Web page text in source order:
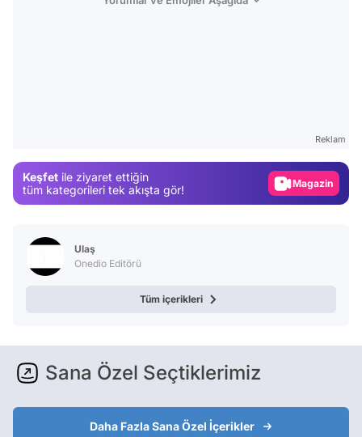
Reklam
Keşfet ile ziyaret ettiğin
tüm kategorileri tek akışta gör!
Magazin
Ulaş
Onedio Editörü
Tüm içerikleri
Sana Özel Seçtiklerimiz
Daha Fazla Sana Özel İçerikler